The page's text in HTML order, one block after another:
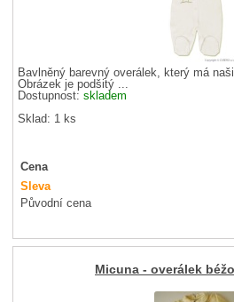
Bavlněný barevný overálek, který má
Obrázek je podšitý ...
Dostupnost:skladem
Sklad: 1 ks
Cena
Sleva
Původní cena
Micuna - overálek